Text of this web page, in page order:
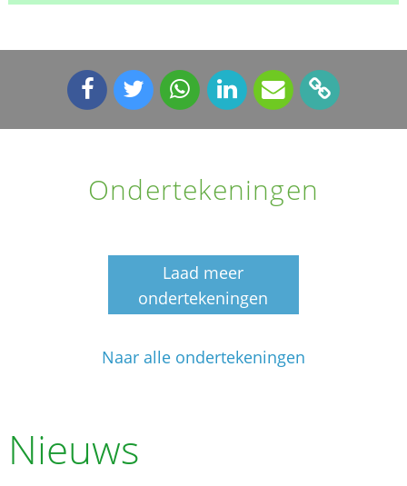
Ondertekeningen
Laad meer
ondertekeningen
Naar alle ondertekeningen
Nieuws